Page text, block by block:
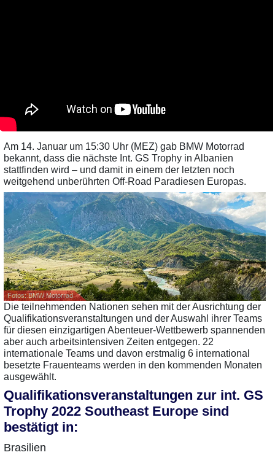
Am 14. Januar um 15:30 Uhr (MEZ) gab BMW Motorrad
bekannt, dass die nächste Int. GS Trophy in Albanien
stattfinden wird – und damit in einem der letzten noch
weitgehend unberührten Off-Road Paradiesen Europas.
Fotos: BMW Motorrad
Die teilnehmenden Nationen sehen mit der Ausrichtung der
Qualifikationsveranstaltungen und der Auswahl ihrer Teams
für diesen einzigartigen Abenteuer-Wettbewerb spannenden
aber auch arbeitsintensiven Zeiten entgegen. 22
internationale Teams und davon erstmalig 6 international
besetzte Frauenteams werden in den kommenden Monaten
ausgewählt.
Qualifikationsveranstaltungen zur int. GS
Trophy 2022 Southeast Europe sind
bestätigt in:
Brasilien